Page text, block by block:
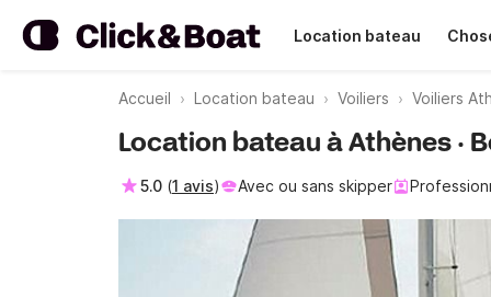
Location bateau
Accueil Location bateau Voiliers Voiliers
Location bateau à Athènes ·
5.0 (1 avis) Avec ou sans skipper